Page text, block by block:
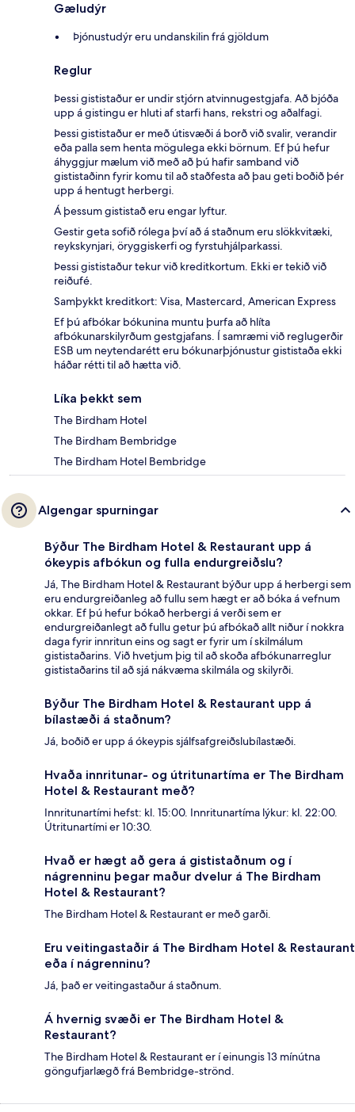
Gæludýr
Þjónustudýr eru undanskilin frá gjöldum
Reglur
Þessi gististaður er undir stjórn atvinnugestgjafa. Að bjóða
upp á gistingu er hluti af starfi hans, rekstri og aðalfagi.
Þessi gististaður er með útisvæði á borð við svalir, verandir
eða palla sem henta mögulega ekki börnum. Ef þú hefur
áhyggjur mælum við með að þú hafir samband við
gististaðinn fyrir komu til að staðfesta að þau geti boðið þér
upp á hentugt herbergi.
Á þessum gististað eru engar lyftur.
Gestir geta sofið rólega því að á staðnum eru slökkvitæki,
reykskynjari, öryggiskerfi og fyrstuhjálparkassi.
Þessi gististaður tekur við kreditkortum. Ekki er tekið við
reiðufé.
Samþykkt kreditkort: Visa, Mastercard, American Express
Ef þú afbókar bókunina muntu þurfa að hlíta
afbókunarskilyrðum gestgjafans. Í samræmi við reglugerðir
ESB um neytendarétt eru bókunarþjónustur gististaða ekki
háðar rétti til að hætta við.
Líka þekkt sem
The Birdham Hotel
The Birdham Bembridge
The Birdham Hotel Bembridge
Algengar spurningar
Býður The Birdham Hotel & Restaurant upp á
ókeypis afbókun og fulla endurgreiðslu?
Já, The Birdham Hotel & Restaurant býður upp á herbergi sem
eru endurgreiðanleg að fullu sem hægt er að bóka á vefnum
okkar. Ef þú hefur bókað herbergi á verði sem er
endurgreiðanlegt að fullu getur þú afbókað allt niður í nokkra
daga fyrir innritun eins og sagt er fyrir um í skilmálum
gististaðarins. Við hvetjum þig til að skoða afbókunarreglur
gististaðarins til að sjá nákvæma skilmála og skilyrði.
Býður The Birdham Hotel & Restaurant upp á
bílastæði á staðnum?
Já, boðið er upp á ókeypis sjálfsafgreiðslubílastæði.
Hvaða innritunar- og útritunartíma er The Birdham
Hotel & Restaurant með?
Innritunartími hefst: kl. 15:00. Innritunartíma lýkur: kl. 22:00.
Útritunartími er 10:30.
Hvað er hægt að gera á gististaðnum og í
nágrenninu þegar maður dvelur á The Birdham
Hotel & Restaurant?
The Birdham Hotel & Restaurant er með garði.
Eru veitingastaðir á The Birdham Hotel & Restaurant
eða í nágrenninu?
Já, það er veitingastaður á staðnum.
Á hvernig svæði er The Birdham Hotel &
Restaurant?
The Birdham Hotel & Restaurant er í einungis 13 mínútna
göngufjarlægð frá Bembridge-strönd.